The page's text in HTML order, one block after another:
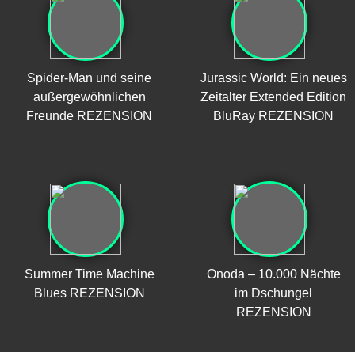
Spider-Man und seine
außergewöhnlichen
Freunde REZENSION
Jurassic World: Ein neues
Zeitalter Extended Edition
BluRay REZENSION
Summer Time Machine
Blues REZENSION
Onoda – 10.000 Nächte
im Dschungel
REZENSION